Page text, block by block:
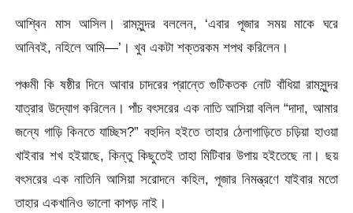
আশ্বিন মাস আসিল। রামসুন্দর বললেন, ‘এবার পূজার সময় মাকে ঘরে
আনিবই, নহিলে আমি—’। খুব একটা শক্তরকম শপথ করিলেন।
পঞ্চমী কি ষষ্ঠীর দিনে আবার চাদরের প্রান্তে গুটিকতক নোট বাঁধিয়া রামসুন্দর
যাত্রার উদ্যোগ করিলেন। পাঁচ বৎসরের এক নাতি আসিয়া বলিল “দাদা, আমার
জন্যে গাড়ি কিনতে যাচ্ছিস?” বহুদিন হইতে তাহার ঠেলাগাড়িতে চড়িয়া হাওয়া
খাইবার শখ হইয়াছে, কিন্তু কিছুতেই তাহা মিটিবার উপায় হইতেছে না। ছয়
বৎসরের এক নাতিনি আসিয়া সরোদনে কহিল, পূজার নিমন্ত্রণে যাইবার মতো
তাহার একখানিও ভালো কাপড় নাই।